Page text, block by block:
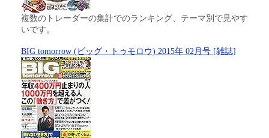
複数のトレーダーの集計でのランキング、テーマ別で見やす
いです。
BIG tomorrow (ビッグ・トゥモロウ) 2015年 02月号 [雑誌]